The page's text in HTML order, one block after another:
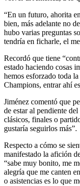
“En un futuro, ahorita
bien, más adelante no
hubo varias preguntas
tendría en ficharle, el
Recordó que tiene
estado haciendo cosas
hemos esforzado toda
Champions, entrar ahí
Jiménez comentó que
de estar al pendiente
clásicos, finales o
gustaría seguirlos más”.
Respecto a cómo se
manifestado la afición
“sabe muy bonito, me
alegría que me canten
o asistencias es lo que